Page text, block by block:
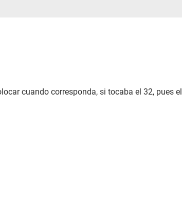
cuando corresponda, si tocaba el 32, pues el